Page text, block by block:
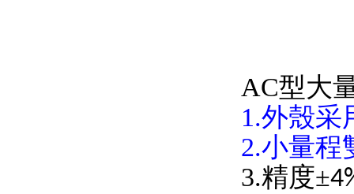
AC型大
1.外殼采
2.小量程
3.精度±